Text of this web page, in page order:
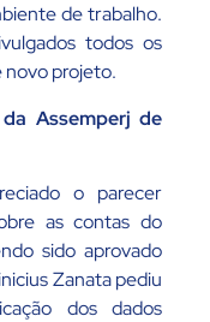
de trabalho.
todos os
projeto.
Assemperj de
o parecer
as contas do
sido aprovado
Zanata pediu
dos dados